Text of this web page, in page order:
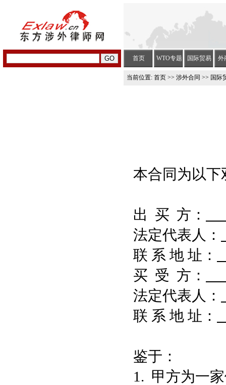
首页 WTO专题 国际贸易 外
当前位置: 首页 >> 涉外合同 >> 国际
本合同为以下
出 买 方：
法定代表人：
联 系 地 址：
买 受 方：
法定代表人：
联 系 地 址：
鉴于：
1. 甲方为一